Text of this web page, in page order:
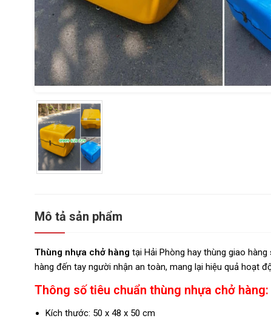
Mô tả sản phẩm
Thùng nhựa chở hàng tại Hải Phòng hay thùng giao
hàng đến tay người nhận an toàn, mang lại hiệu quả hoạt
Thông số tiêu chuẩn thùng nhựa chở hàng:
Kích thước: 50 x 48 x 50 cm